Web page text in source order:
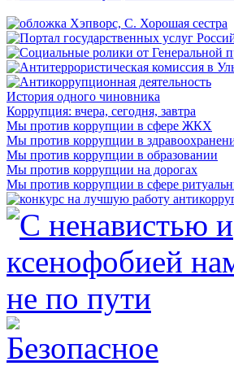
История одного чиновника
Коррупция: вчера, сегодня, завтра
Мы против коррупции в сфере ЖКХ
Мы против коррупции в
Мы против коррупции в образовании
Мы против коррупции на дорогах
Мы против коррупции в сфере